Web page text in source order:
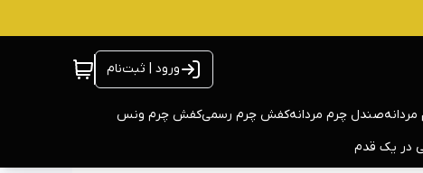
ورود | ثبت‌نام
صندل چرم مردانهکفش چرم رسمیکفش چرم ونس
در یک قدم